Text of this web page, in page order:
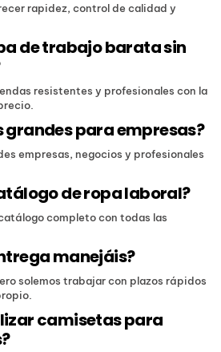
rapidez, control de calidad y
de trabajo barata sin
resistentes y profesionales con la
grandes para empresas?
empresas, negocios y profesionales
de ropa laboral?
completo con todas las
manejáis?
solemos trabajar con plazos rápidos
camisetas para